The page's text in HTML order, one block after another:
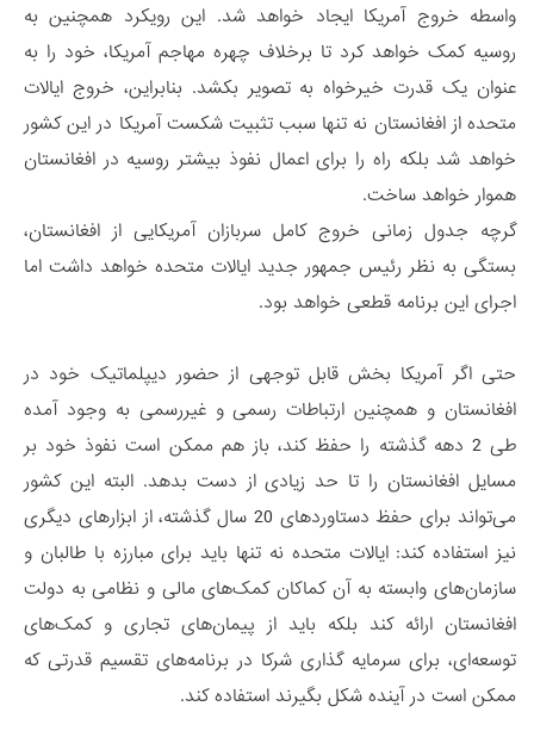
واسطه خروج آمریکا ایجاد خواهد شد. این رویکرد همچنین به
روسیه کمک خواهد کرد تا برخلاف چهره مهاجم آمریکا، خود را به
عنوان یک قدرت خیرخواه به تصویر بکشد. بنابراین، خروج ایالات
متحده از افغانستان نه تنها سبب تثبیت شکست آمریکا در این کشور
خواهد شد بلکه راه را برای اعمال نفوذ بیشتر روسیه در افغانستان
هموار خواهد ساخت.
گرچه جدول زمانی خروج کامل سربازان آمریکایی از افغانستان،
بستگی به نظر رئیس جمهور جدید ایالات متحده خواهد داشت اما
اجرای این برنامه قطعی خواهد بود.
حتی اگر آمریکا بخش قابل توجهی از حضور دیپلماتیک خود در
افغانستان و همچنین ارتباطات رسمی و غیررسمی به وجود آمده
طی 2 دهه گذشته را حفظ کند، باز هم ممکن است نفوذ خود بر
مسایل افغانستان را تا حد زیادی از دست بدهد. البته این کشور
می‌تواند برای حفظ دستاوردهای 20 سال گذشته، از ابزارهای دیگری
نیز استفاده کند: ایالات متحده نه تنها باید برای مبارزه با طالبان و
سازمان‌های وابسته به آن کماکان کمک‌های مالی و نظامی به دولت
افغانستان ارائه کند بلکه باید از پیمان‌های تجاری و کمک‌های
توسعه‌ای، برای سرمایه گذاری شرکا در برنامه‌های تقسیم قدرتی که
ممکن است در آینده شکل بگیرند استفاده کند.